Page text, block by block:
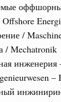
/
/ Mechatronik
инженерия
–